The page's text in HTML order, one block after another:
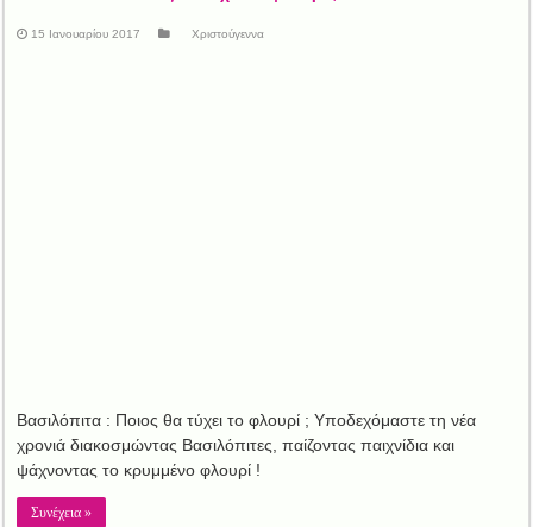
15 Ιανουαρίου 2017 Χριστούγεννα
Βασιλόπιτα : Ποιος θα τύχει το φλουρί ; Υποδεχόμαστε τη νέα
χρονιά διακοσμώντας Βασιλόπιτες, παίζοντας παιχνίδια και
ψάχνοντας το κρυμμένο φλουρί !
Συνέχεια »